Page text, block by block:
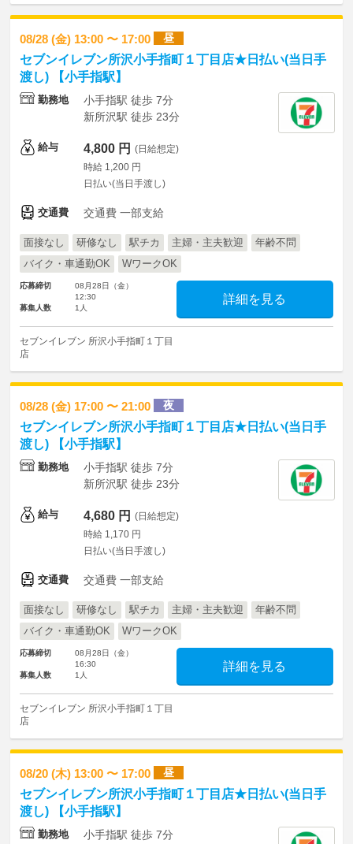
08/28 (金) 13:00 〜 17:00 昼
セブンイレブン所沢小手指町１丁目店★日払い(当日手
渡し) 【小手指駅】
勤務地
小手指駅 徒歩 7分
新所沢駅 徒歩 23分
給与 4,800 円 (日給想定)
時給 1,200 円
日払い(当日手渡し)
交通費 交通費 一部支給
面接なし 研修なし 駅チカ 主婦・主夫歓迎
年齢不問
バイク・車通勤OK
WワークOK
応募締切
08月28日（金）
12:30
募集人数
1人
詳細を見る
セブンイレブン 所沢小手指町１丁目
店
08/28 (金) 17:00 〜 21:00 夜
セブンイレブン所沢小手指町１丁目店★日払い(当日手
渡し) 【小手指駅】
勤務地
小手指駅 徒歩 7分
新所沢駅 徒歩 23分
給与 4,680 円 (日給想定)
時給 1,170 円
日払い(当日手渡し)
交通費 交通費 一部支給
面接なし 研修なし 駅チカ 主婦・主夫歓迎
年齢不問
バイク・車通勤OK
WワークOK
応募締切
08月28日（金）
16:30
募集人数
1人
詳細を見る
セブンイレブン 所沢小手指町１丁目
店
08/20 (木) 13:00 〜 17:00 昼
セブンイレブン所沢小手指町１丁目店★日払い(当日手
渡し) 【小手指駅】
勤務地
小手指駅 徒歩 7分